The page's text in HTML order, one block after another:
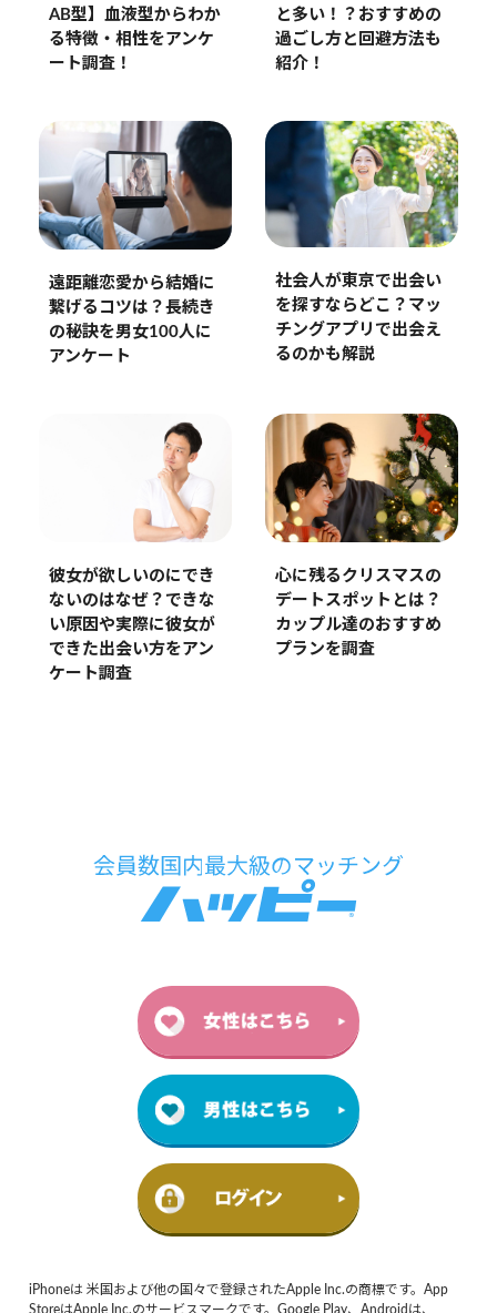
AB型】血液型からわか
る特徴・相性をアンケ
ート調査！
と多い！？おすすめの
過ごし方と回避方法も
紹介！
遠距離恋愛から結婚に
繋げるコツは？長続き
の秘訣を男女100人に
アンケート
社会人が東京で出会い
を探すならどこ？マッ
チングアプリで出会え
るのかも解説
彼女が欲しいのにでき
ないのはなぜ？できな
い原因や実際に彼女が
できた出会い方をアン
ケート調査
心に残るクリスマスの
デートスポットとは？
カップル達のおすすめ
プランを調査
iPhoneは 米国および他の国々で登録されたApple Inc.の商標です。App
StoreはApple Inc.のサービスマークです。Google Play、Androidは、